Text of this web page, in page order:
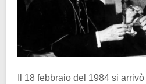
Il 18 febbraio del 1984 si